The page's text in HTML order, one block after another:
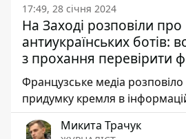
17:49, 28 січня 2024
На Заході розповіли про
антиукраїнських ботів:
з прохання перевірити
Французське медіа
придумку кремля в
Микита Трачук